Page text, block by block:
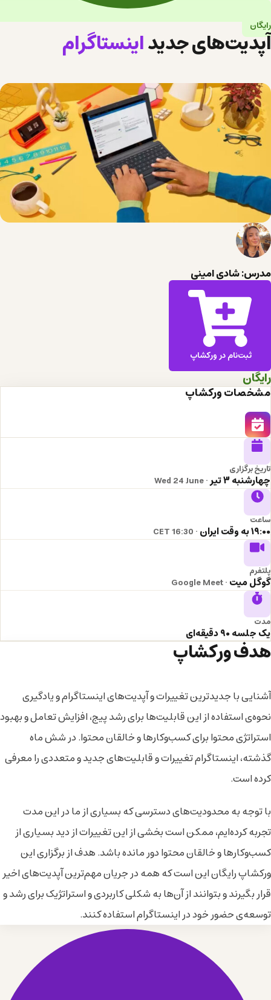
رایگان
آپدیت‌های جدیداینستاگرام
مدرس: شادی امینی
ثبت‌نام در ورکشاپ
رایگان
مشخصات ورکشاپ
تاریخ برگزاری
چهارشنبه ۳ تیر · Wed 24 June
ساعت
۱۹:۰۰ به وقت ایران · 16:30 CET
پلتفرم
گوگل میت · Google Meet
مدت
یک جلسه ۹۰ دقیقه‌ای
هدف ورکشاپ
آشنایی با جدیدترین تغییرات و آپدیت‌های اینستاگرام و یادگیری
نحوه‌ی استفاده از این قابلیت‌ها برای رشد پیج، افزایش تعامل و بهبود
استراتژی محتوا برای کسب‌وکارها و خالقان محتوا. در شش ماه
گذشته، اینستاگرام تغییرات و قابلیت‌های جدید و متعددی را معرفی
کرده است.
با توجه به محدودیت‌های دسترسی که بسیاری از ما در این مدت
تجربه کرده‌ایم، ممکن است بخشی از این تغییرات از دید بسیاری از
کسب‌وکارها و خالقان محتوا دور مانده باشد. هدف از برگزاری این
ورکشاپ رایگان این است که همه در جریان مهم‌ترین آپدیت‌های اخیر
قرار بگیرند و بتوانند از آن‌ها به شکلی کاربردی و استراتژیک برای رشد و
توسعه‌ی حضور خود در اینستاگرام استفاده کنند.